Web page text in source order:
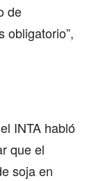
de
obligatorio”,
INTA habló
que el
soja en